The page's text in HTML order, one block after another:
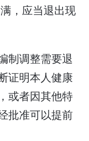
，应当退出现
制调整需要退
证明本人健康
或者因其他特
批准可以提前